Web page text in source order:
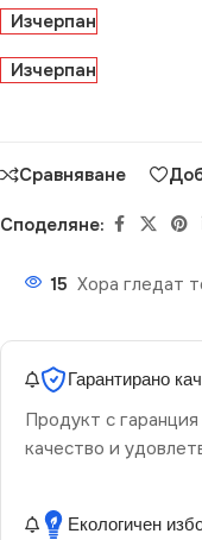
Изчерпан
Изчерпан
Сравняване
Споделяне:
15 Хора гледат
Гарантирано
Продукт с гаранция
качество и
Екологичен